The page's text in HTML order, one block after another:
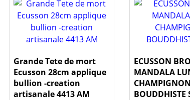
Grande Tete de mort
Ecusson 28cm applique
bullion -creation
artisanale 4413 AM
ECUSSON
MANDALA
CHAMPIGNON
BOUDDHISTE